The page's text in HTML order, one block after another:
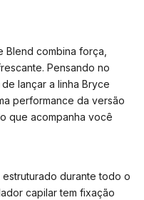
Blend combina força,
Pensando no
lançar a linha Bryce
performance da versão
que acompanha você
durante todo o
capilar tem fixação